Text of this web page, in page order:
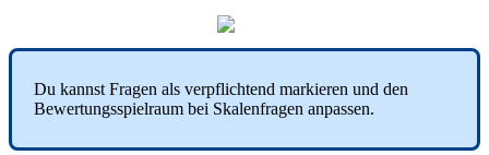
Du kannst Fragen als verpflichtend markieren und den
Bewertungsspielraum bei Skalenfragen anpassen.